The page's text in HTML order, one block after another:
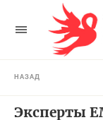
НАЗАД
Эксперты